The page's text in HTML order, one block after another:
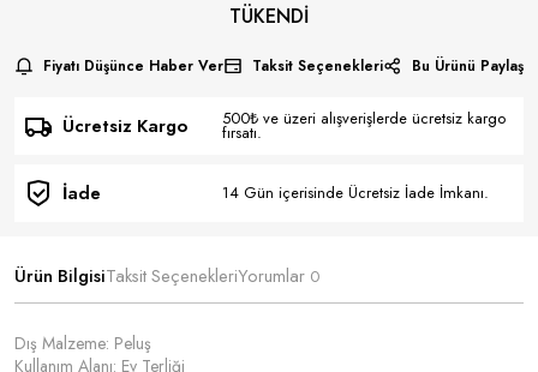
TÜKENDI
Fiyatı Düşünce Haber Ver Taksit Seçenekleri Bu Ürünü Paylaş
Ücretsiz Kargo 500₺ ve üzeri alışverişlerde ücretsiz kargo
fırsatı.
İade 14 Gün içerisinde Ücretsiz İade İmkanı.
Ürün BilgisiTaksit SeçenekleriYorumlar 0
Dış Malzeme: Peluş
Kullanım Alanı: Ev Terliği